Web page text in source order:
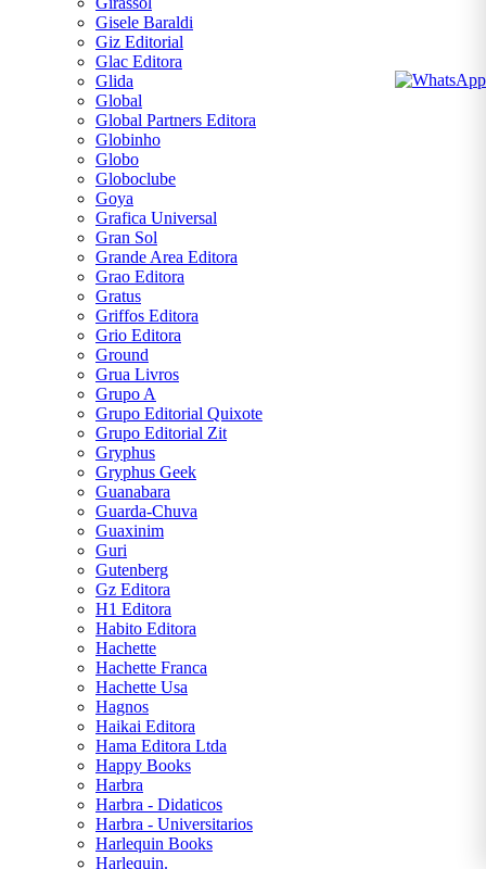
Gisele Baraldi
Giz Editorial
Glac Editora
Glida
Global
Global Partners Editora
Globinho
Globo
Globoclube
Goya
Grafica Universal
Gran Sol
Grande Area Editora
Grao Editora
Gratus
Griffos Editora
Grio Editora
Ground
Grua Livros
Grupo A
Grupo Editorial Quixote
Grupo Editorial Zit
Gryphus
Gryphus Geek
Guanabara
Guarda-Chuva
Guaxinim
Guri
Gutenberg
Gz Editora
H1 Editora
Habito Editora
Hachette
Hachette Franca
Hachette Usa
Hagnos
Haikai Editora
Hama Editora Ltda
Happy Books
Harbra
Harbra - Didaticos
Harbra - Universitarios
Harlequin Books
Harlequin.